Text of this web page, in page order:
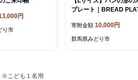
円
り市
プレート｜BREAD
寄附金額 10,000円
群馬県みどり市
※こども１名用